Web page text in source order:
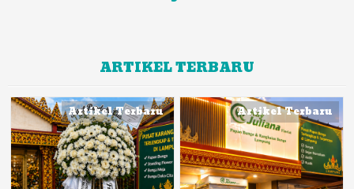
ARTIKEL TERBARU
Artikel Terbaru Artikel Terbaru